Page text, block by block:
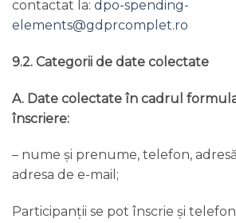
contactat la: dpo-spending-
elements@gdprcomplet.ro
9.2. Categorii de date colectate
A. Date colectate în cadrul
înscriere:
– nume și prenume, telefon,
adresa de e-mail;
Participanții se pot înscrie și